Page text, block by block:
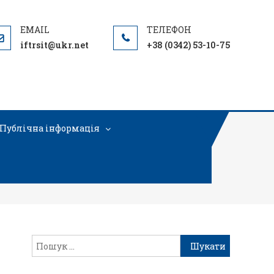
iftrsit@ukr.net +38 (0342) 53-10-75
Публічна інформація